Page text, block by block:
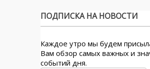
ПОДПИСКА НА НОВОСТИ
Каждое утро мы будем
Вам обзор самых важных и
событий дня.